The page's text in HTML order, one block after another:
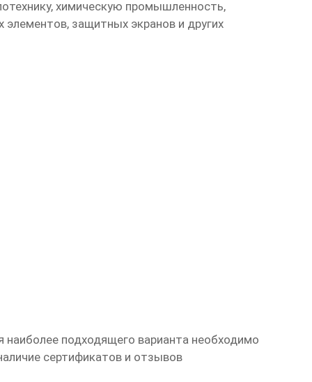
химическую промышленность,
защитных экранов и других
наиболее подходящего варианта необходимо
сертификатов и отзывов